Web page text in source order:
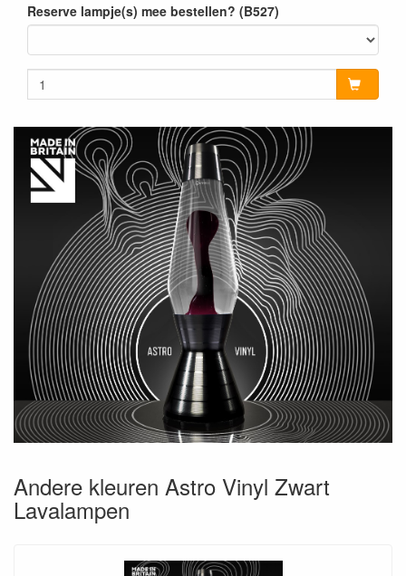
Reserve lampje(s) mee bestellen? (B527)
Andere kleuren Astro Vinyl Zwart
Lavalampen